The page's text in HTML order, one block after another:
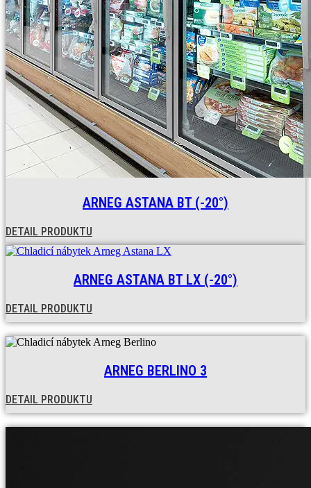
ARNEG ASTANA BT (-20°)
DETAIL PRODUKTU
ARNEG ASTANA BT LX (-20°)
DETAIL PRODUKTU
ARNEG BERLINO 3
DETAIL PRODUKTU